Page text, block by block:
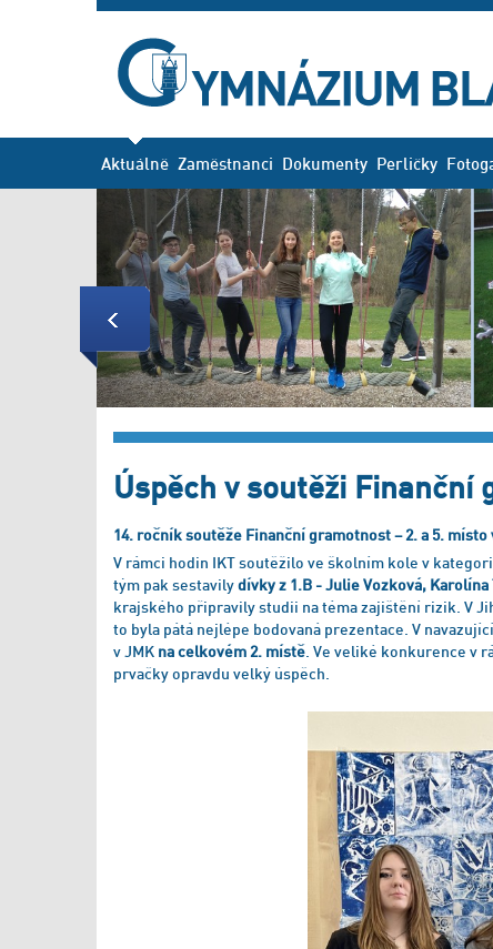
Aktuálně Zaměstnanci Dokumenty Perličky
Previous
Úspěch v soutěži Finanční
14. ročník soutěže Finanční gramotnost – 2. a 5.
V rámci hodin IKT soutěžilo ve školním kole v
tým pak sestavilydívky z 1.B - Julie Vozková, Karolína
krajského připravily studii na téma zajištění rizik. V
to byla pátá nejlépe bodovaná prezentace. V
v JMK na celkovém 2. místě . Ve veliké konkurence v
prvačky opravdu velký úspěch.